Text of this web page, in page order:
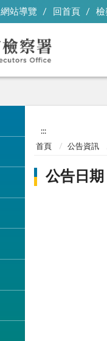
網站導覽 回首頁 檢
:::
首頁 公告資訊
公告日